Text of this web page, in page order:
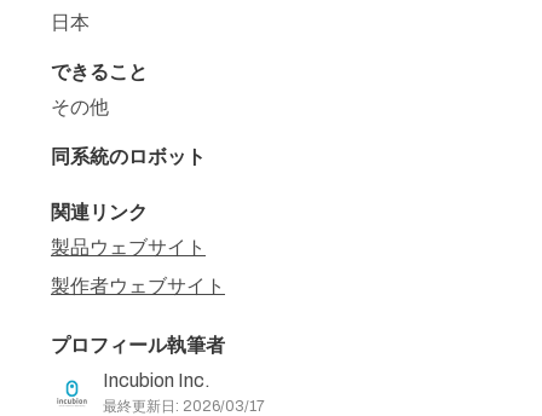
日本
できること
その他
同系統のロボット
関連リンク
製品ウェブサイト
製作者ウェブサイト
プロフィール執筆者
Incubion Inc.
最終更新日: 2026/03/17